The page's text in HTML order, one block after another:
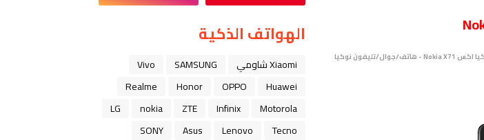
متــــابعي موقـع عــــالم الهــواتف الذكيـــة مرْحبـــاً بكـم ، نقدم لكم في هذا المقال مواصفات و سعر موبايل نوكيا اكس Nokia X71 - هاتف/جوال/تليفون نوكيا
الهواتف الذكية
Xiaomi شاومي SAMSUNG
Vivo
Huawei
OPPO
Honor
Realme
Motorola
Infinix
ZTE
nokia
LG
Tecno
Lenovo
Asus
SONY